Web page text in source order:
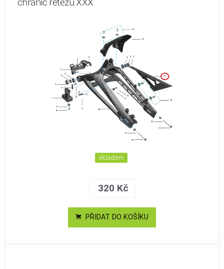
skladem
320 Kč
PŘIDAT DO KOŠÍKU